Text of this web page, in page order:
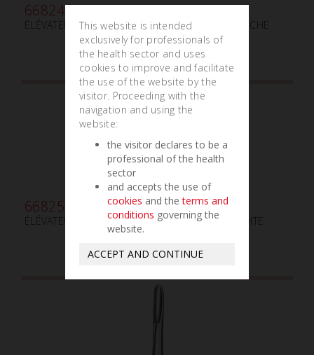
668240
ÉLÉVATEUR DE RACINES mm2.5 INFÉRIEURS GAUCHE
668250
ÉLÉVATEUR DE RACINES mm2.5 INFÉRIEURS DROITE
This website is intended
exclusively for professionals of
the health sector and uses
cookies to improve and facilitate
the use of the website by the
visitor. Proceeding with the
navigation and using the
website:
the visitor declares to be a
professional of the health
sector
and accepts the use of
cookies and theterms and
conditions governing the
website.
ACCEPT AND CONTINUE